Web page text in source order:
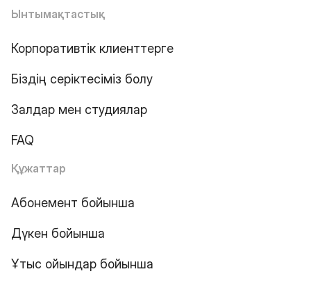
Ынтымақтастық
Корпоративтік клиенттерге
Біздің серіктесіміз болу
Залдар мен студиялар
FAQ
Құжаттар
Абонемент бойынша
Дүкен бойынша
Ұтыс ойындар бойынша